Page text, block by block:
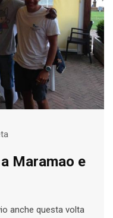
Maramao e
anche questa volta